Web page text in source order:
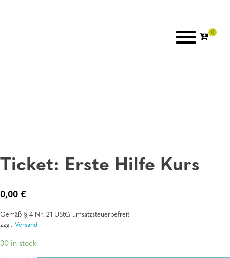
Ticket: Erste Hilfe Kurs
0,00 €
Gemäß § 4 Nr. 21 UStG umsatzsteuerbefreit
zzgl. Versand
30 in stock